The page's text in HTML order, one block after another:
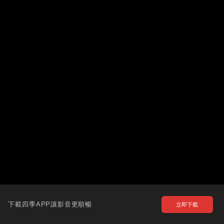
下載四季APP讓影音更順暢 立即下載